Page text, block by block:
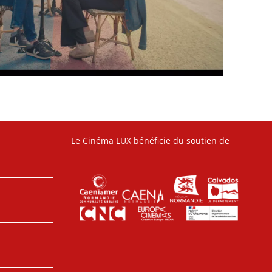
Le Cinéma LUX bénéficie du soutien de